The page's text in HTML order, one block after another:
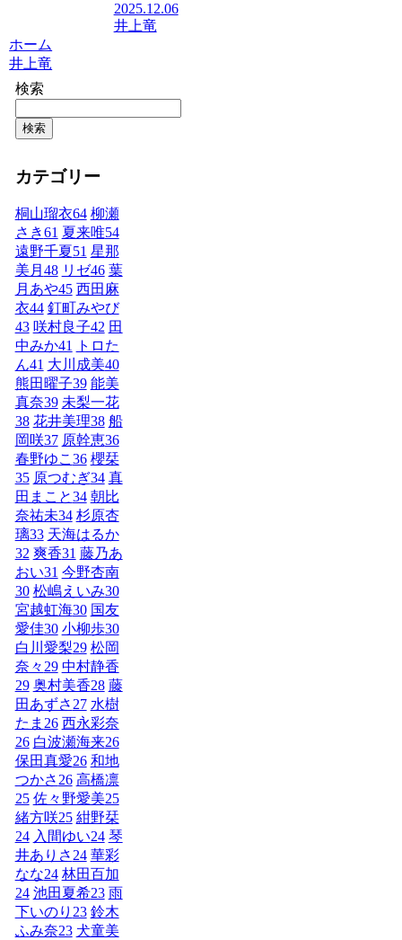
2025.12.06
井上竜
ホーム
井上竜
検索
検索
カテゴリー
桐山瑠衣64 柳瀬
さき61 夏来唯54
遠野千夏 51 星那
美月 48 リゼ46 葉
月あや45 西田麻
衣44 釘町みやび
43 咲村良子42 田
中みか41
トロた
ん41 大川成美40
熊田曜子39 能美
真奈39 未梨一花
38 花井美理38 船
岡咲37 原幹恵36
春野ゆこ36 櫻栞
35 原つむぎ34 真
田まこと34 朝比
奈祐未34 杉原杏
璃33 天海はるか
32 爽香31 藤乃あ
おい31 今野杏南
30 松嶋えいみ30
宮越虹海30 国友
愛佳30 小柳歩30
白川愛梨29 松岡
奈々29 中村静香
29 奥村美香28 藤
田あずさ27 水樹
たま 26 西永彩奈
26 白波瀬海来26
保田真愛26 和地
つかさ26 高橋凛
25 佐々野愛美25
緒方咲25 紺野栞
24 入間ゆい24 琴
井ありさ24 華彩
なな24 林田百加
24 池田夏希23 雨
下いのり 23 鈴木
ふみ奈23 犬童美